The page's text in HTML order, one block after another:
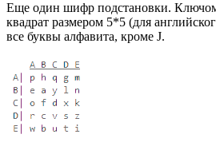
Еще один шифр подстановки.
квадрат размером 5*5 (для
все буквы алфавита, кроме J.